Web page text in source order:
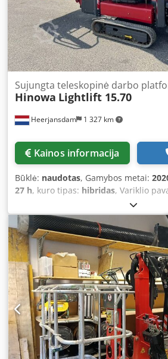
Heerjansdam 1 327 km
Sujungta teleskopinė darbo
Hinowa Lightlift 15.70
Kainos informacija
Būklė: naudotas, Gamybos metai:
27 h, kuro tipas: hibridas, Variklio
gamintojas: Kubota Svoris Sausas
Funkcionalumas Stiebas: lankstus
Darbinis aukštis: 1500 cm CE
Savininkų skaičius: 1 Būklė Bendroji
Techninė būklė: vidutinė Vizualinė
Papildoma informacija Priekinių
padangų būklė: 60 Išmetamųjų
klasė Pristatymo sąlygos: EXW
360 laipsnių Maksimalus darbo
laipsnių Paskutinė apžiūra: 2026-08-
Papildoma informacija Norėdami
informacijos, kreipkitės į Martyną
Afuer